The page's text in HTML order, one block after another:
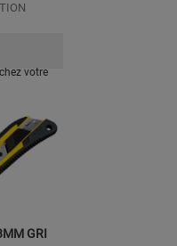
votre
GRI